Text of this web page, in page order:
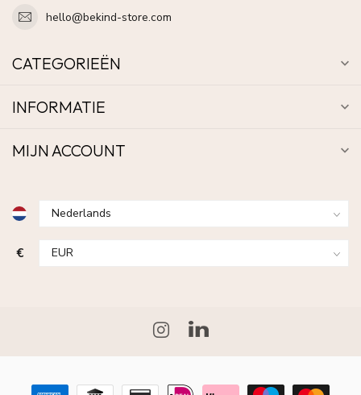
hello@bekind-store.com
CATEGORIEËN
INFORMATIE
MIJN ACCOUNT
€